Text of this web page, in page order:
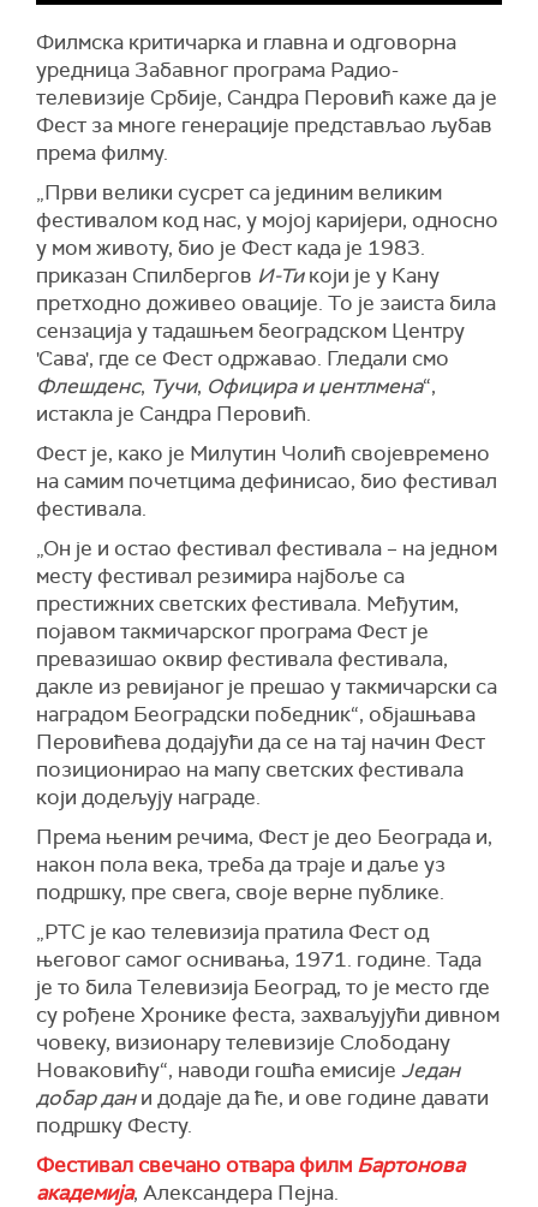
Филмска критичарка и главна и одговорна
уредница Забавног програма Радио-
телевизије Србије, Сандра Перовић каже да је
Фест за многе генерације представљао љубав
према филму.
„Први велики сусрет са јединим великим
фестивалом код нас, у мојој каријери, односно
у мом животу, био је Фест када је 1983.
приказан Спилбергов И-Тикоји је у Кану
претходно доживео овације. То је заиста била
сензација у тадашњем београдском Центру
'Сава', где се Фест одржавао. Гледали смо
Флешденс, Тучи, Официра иџентлмена“,
истакла је Сандра Перовић.
Фест је, како је Милутин Чолић својевремено
на самим почетцима дефинисао, био фестивал
фестивала.
„Он је и остао фестивал фестивала – на једном
месту фестивал резимира најбоље са
престижних светских фестивала. Међутим,
појавомтакмичарског програма Фест је
превазишао оквир фестивала фестивала,
дакле из ревијаног је прешао у такмичарски са
наградом Београдски победник“, објашњава
Перовићева додајући да се на тај начин Фест
позиционирао на мапу светских фестивала
који додељују награде.
Према њеним речима, Фест је део Београда и,
након пола века, треба датраје и даље уз
подршку, пре свега, своје верне публике.
„РТС је као телевизија пратила Фест од
његовог самог оснивања, 1971. године. Тада
је то билаТелевизија Београд, то је место где
су рођене Хронике феста, захваљујући дивном
човеку, визионару телевизије Слободану
Новаковићу“, наводи гошћа емисије Један
добар дани додаје даће, и ове године давати
подршку Фесту.
Фестивал свечано отвара филм Бартонова
академија, Александера Пејна.